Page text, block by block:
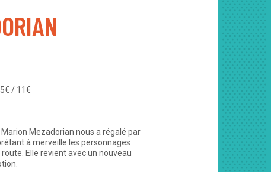
/ 11€
Marion Mezadorian nous a régalé par
à merveille les personnages
Elle revient avec un nouveau